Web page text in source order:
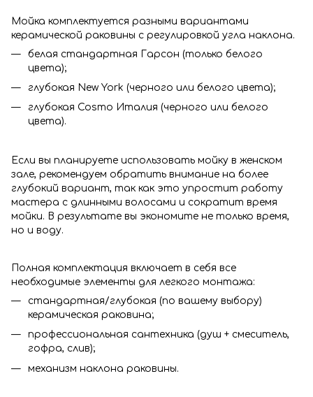
Мойка комплектуется разными вариантами
керамической раковины с регулировкой угла наклона.
белая стандартная Гарсон (только белого
цвета);
глубокая New York (черного или белого цвета);
глубокая Cosmo Италия (черного или белого
цвета).
Если вы планируете использовать мойку в женском
зале, рекомендуем обратить внимание на более
глубокий вариант, так как это упростит работу
мастера с длинными волосами и сократит время
мойки. В результате вы экономите не только время,
но и воду.
Полная комплектация включает в себя все
необходимые элементы для легкого монтажа:
стандартная/глубокая (по вашему выбору)
керамическая раковина;
профессиональная сантехника (душ + смеситель,
гофра, слив);
механизм наклона раковины.